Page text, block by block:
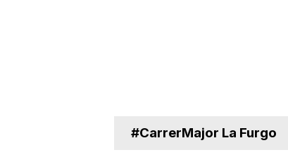
#CarrerMajor La Furgo